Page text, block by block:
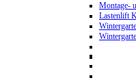
Montage-
Lastenlift